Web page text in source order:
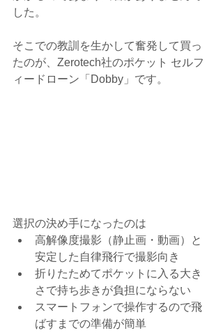
した。
そこでの教訓を生かして奮発して買っ
たのが、Zerotech社のポケット セルフ
ィードローン「Dobby」です。
選択の決め手になったのは
高解像度撮影（静止画・動画）と
安定した自律飛行で撮影向き
折りたためてポケットに入る大き
さで持ち歩きが負担にならない
スマートフォンで操作するので飛
ばすまでの準備が簡単